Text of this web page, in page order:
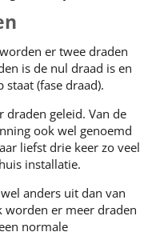
er twee draden
is de nul draad is en
(fase draad).
geleid. Van de
ook wel genoemd
liefst drie keer zo veel
installatie.
anders uit dan van
worden er meer draden
normale